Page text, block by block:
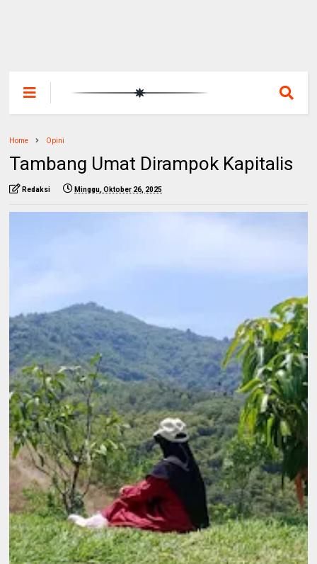
Home Opini
Tambang Umat Dirampok Kapitalis
Redaksi Minggu, Oktober 26, 2025